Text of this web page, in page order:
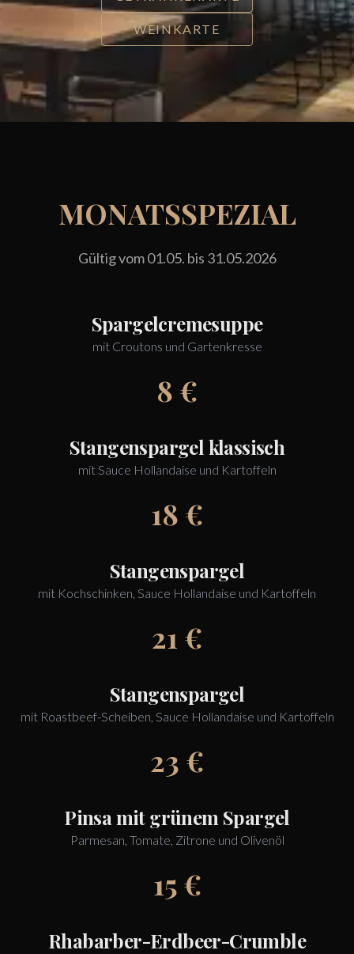
WEINKARTE
MONATSSPEZIAL
Gültig vom 01.05. bis 31.05.2026
Spargelcremesuppe
mit Croutons und Gartenkresse
8 €
Stangenspargel klassisch
mit Sauce Hollandaise und Kartoffeln
18 €
Stangenspargel
mit Kochschinken, Sauce Hollandaise und Kartoffeln
21 €
Stangenspargel
mit Roastbeef-Scheiben, Sauce Hollandaise und Kartoffeln
23 €
Pinsa mit grünem Spargel
Parmesan, Tomate, Zitrone und Olivenöl
15 €
Rhabarber-Erdbeer-Crumble